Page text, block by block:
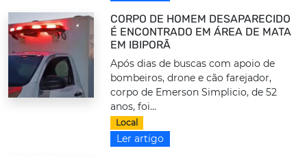
CORPO DE HOMEM DESAPARECIDO
É ENCONTRADO EM ÁREA DE MATA
EM IBIPORÃ
Após dias de buscas com apoio de
bombeiros, drone e cão farejador,
corpo de Emerson Simplicio, de 52
anos, foi...
Local
Ler artigo